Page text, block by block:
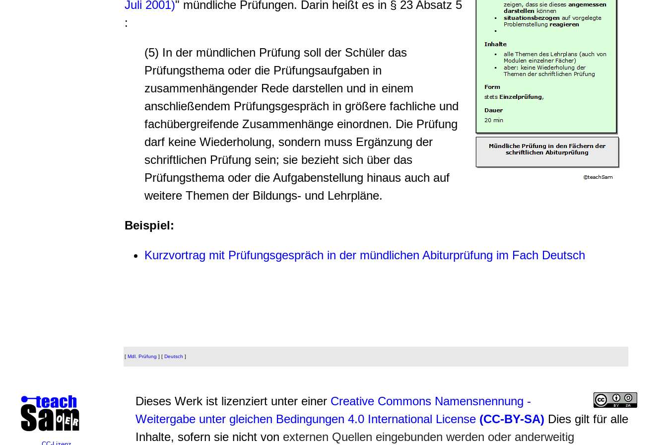
Juli 2001)" mündliche Prüfungen. Darin heißt es in § 23 Absatz 5
:
(5) In der mündlichen Prüfung soll der Schüler das
Prüfungsthema oder die Prüfungsaufgaben in
zusammenhängender Rede darstellen und in einem
anschließendem Prüfungsgespräch in größere fachliche und
fachübergreifende Zusammenhänge einordnen. Die Prüfung
darf keine Wiederholung, sondern muss Ergänzung der
schriftlichen Prüfung sein; sie bezieht sich über das
Prüfungsthema oder die Aufgabenstellung hinaus auch auf
weitere Themen der Bildungs- und Lehrpläne.
Beispiel:
Kurzvortrag mit Prüfungsgespräch in der mündlichen Abiturprüfung im Fach Deutsch
[ Mdl. Prüfung ] [ Deutsch ]
Dieses Werk ist lizenziert unter einer Creative Commons Namensnennung -
Weitergabe unter gleichen Bedingungen 4.0 International License (CC-BY-SA) Dies gilt für alle
Inhalte, sofern sie nicht von externen Quellen eingebunden werden oder anderweitig